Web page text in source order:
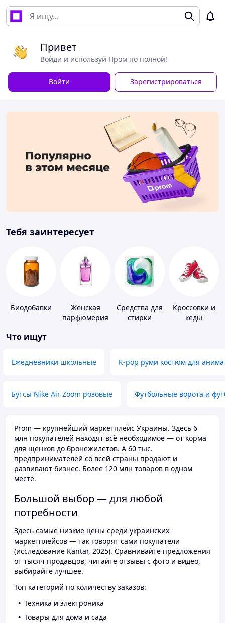
Привет
Войди и используй Пром по полной!
Войти Зарегистрироваться
Тебя заинтересует
Биодобавки
Женская
парфюмерия
Средства для
стирки
Кроссовки и
кеды
Что ищут
Ежедневники школьные K-pop руми костюм для
Бутсы Nike Air Zoom розовые Футбольные ворота и
Prom — крупнейший маркетплейс Украины. Здесь 6
млн покупателей находят всё необходимое — от корма
для щенков до бронежилетов. А 60 тыс.
предпринимателей со всей страны продают и
развивают бизнес. Более 120 млн товаров в одном
месте.
Большой выбор — для любой
потребности
Здесь самые низкие цены среди украинских
маркетплейсов — так говорят сами покупатели
(исследование Kantar, 2025). Сравнивайте предложения
от тысяч продавцов, читайте отзывы с фото и видео,
выбирайте лучшее.
Топ категорий по количеству заказов:
Техника и электроника
Товары для дома и сада